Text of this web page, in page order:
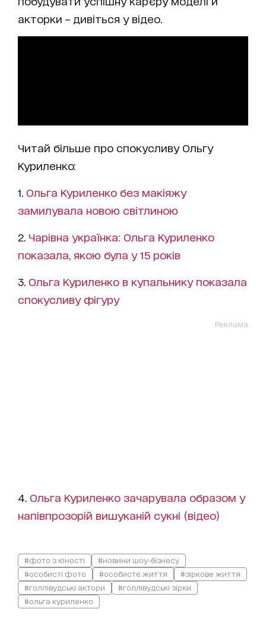
акторки – дивіться у відео.
Читай більше про спокусливу Ольгу
Куриленко:
1. Ольга Куриленко без макіяжу
замилувала новою світлиною
2. Чарівна українка: Ольга Куриленко
показала, якою була у 15 років
3. Ольга Куриленко в купальнику показала
спокусливу фігуру
Реклама
4. Ольга Куриленко зачарувала образом у
напівпрозорій вишуканій сукні (відео)
#фото з юності
#новини шоу-бізнесу
#особисті фото
#особисте життя
#зіркове життя
#голлівудські актори
#голлівудські зірки
#ольга куриленко